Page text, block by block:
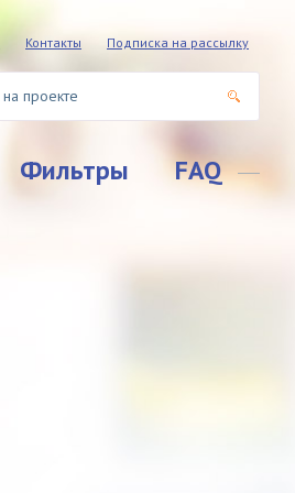
Контакты Подписка на рассылку
Фильтры FAQ